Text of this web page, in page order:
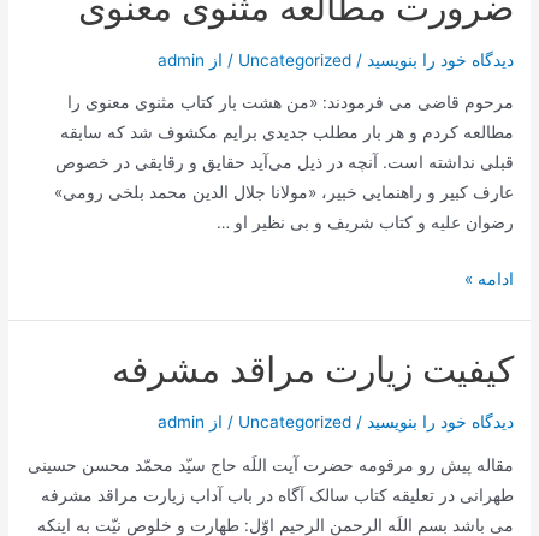
فاتحه
منظر
سید
محمد
حسین
حسینی
دیدگاه‌ خود را بنویسید /
Uncategorized / از admin
مرحوم قاضى می ‌فرمودند: «من هشت بار كتاب مثنوى معنوى را
مطالعه كردم و هر بار مطلب جديدى برايم مكشوف شد كه سابقه
قبلى نداشته است. آنچه در ذیل می‌آید حقایق و رقایقی در خصوص
عارف کبیر و راهنمایی خبیر، «مولانا جلال الدین محمد بلخی رومی»
رضوان علیه و کتاب شریف و بی نظیر او …
ضرورت
معنوی
ادامه »
کیفیت زیارت مراقد مشرفه
دیدگاه‌ خود را بنویسید /
Uncategorized / از admin
مقاله پیش رو مرقومه حضرت آیت اللَه حاج سیّد محمّد محسن حسینی
طهرانی در تعلیقه کتاب سالک آگاه در باب آداب زیارت مراقد مشرفه
می باشد بسم اللَه الرحمن الرحیم اوّل: طهارت و خلوص نیّت به اینکه